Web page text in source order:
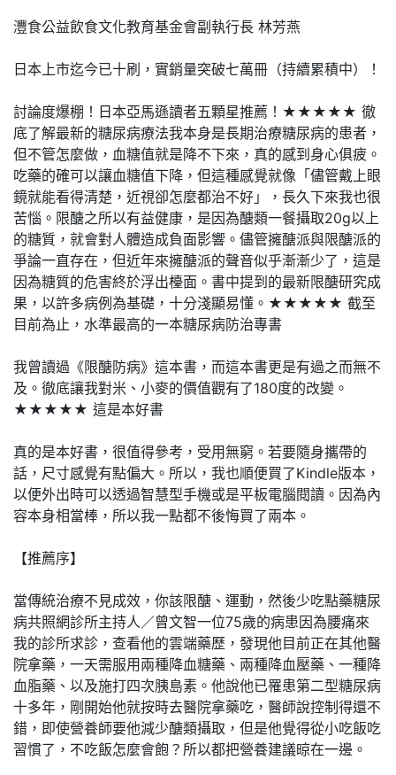
灃食公益飲食文化教育基金會副執行長 林芳燕
日本上市迄今已十刷，實銷量突破七萬冊（持續累積中）！
討論度爆棚！日本亞馬遜讀者五顆星推薦！★★★★★ 徹
底了解最新的糖尿病療法我本身是長期治療糖尿病的患者，
但不管怎麼做，血糖值就是降不下來，真的感到身心俱疲。
吃藥的確可以讓血糖值下降，但這種感覺就像「儘管戴上眼
鏡就能看得清楚，近視卻怎麼都治不好」，長久下來我也很
苦惱。限醣之所以有益健康，是因為醣類一餐攝取20g以上
的糖質，就會對人體造成負面影響。儘管擁醣派與限醣派的
爭論一直存在，但近年來擁醣派的聲音似乎漸漸少了，這是
因為糖質的危害終於浮出檯面。書中提到的最新限醣研究成
果，以許多病例為基礎，十分淺顯易懂。★★★★★ 截至
目前為止，水準最高的一本糖尿病防治專書
我曾讀過《限醣防病》這本書，而這本書更是有過之而無不
及。徹底讓我對米、小麥的價值觀有了180度的改變。
★★★★★ 這是本好書
真的是本好書，很值得參考，受用無窮。若要隨身攜帶的
話，尺寸感覺有點偏大。所以，我也順便買了Kindle版本，
以便外出時可以透過智慧型手機或是平板電腦閱讀。因為內
容本身相當棒，所以我一點都不後悔買了兩本。
【推薦序】
當傳統治療不見成效，你該限醣、運動，然後少吃點藥糖尿
病共照網診所主持人／曾文智一位75歲的病患因為腰痛來
我的診所求診，查看他的雲端藥歷，發現他目前正在其他醫
院拿藥，一天需服用兩種降血糖藥、兩種降血壓藥、一種降
血脂藥、以及施打四次胰島素。他說他已罹患第二型糖尿病
十多年，剛開始他就按時去醫院拿藥吃，醫師說控制得還不
錯，即使營養師要他減少醣類攝取，但是他覺得從小吃飯吃
習慣了，不吃飯怎麼會飽？所以都把營養建議晾在一邊。